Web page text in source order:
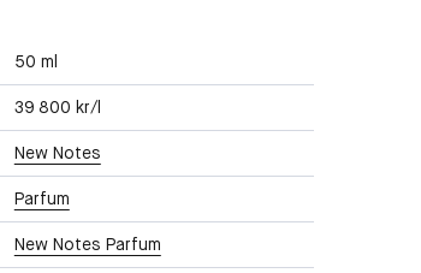
50 ml
39 800 kr/l
New Notes
Parfum
New Notes Parfum